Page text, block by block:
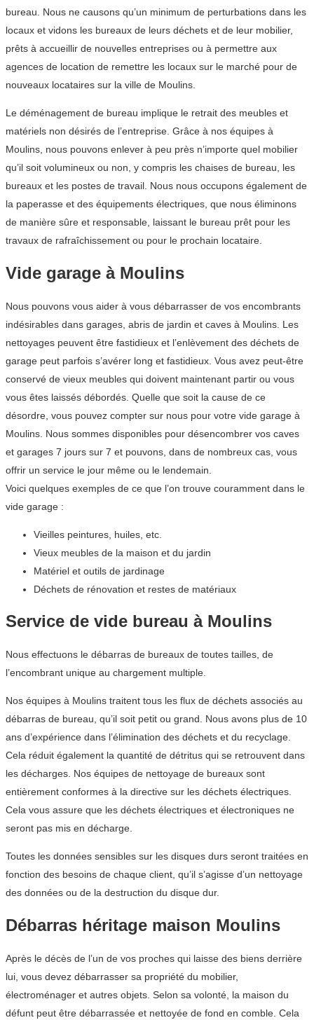
bureau. Nous ne causons qu’un minimum de perturbations dans les
locaux et vidons les bureaux de leurs déchets et de leur mobilier,
prêts à accueillir de nouvelles entreprises ou à permettre aux
agences de location de remettre les locaux sur le marché pour de
nouveaux locataires sur la ville de Moulins.
Le déménagement de bureau implique le retrait des meubles et
matériels non désirés de l’entreprise. Grâce à nos équipes à
Moulins, nous pouvons enlever à peu près n’importe quel mobilier
qu’il soit volumineux ou non, y compris les chaises de bureau, les
bureaux et les postes de travail. Nous nous occupons également de
la paperasse et des équipements électriques, que nous éliminons
de manière sûre et responsable, laissant le bureau prêt pour les
travaux de rafraîchissement ou pour le prochain locataire.
Vide garage à Moulins
Nous pouvons vous aider à vous débarrasser de vos encombrants
indésirables dans garages, abris de jardin et caves à Moulins. Les
nettoyages peuvent être fastidieux et l’enlèvement des déchets de
garage peut parfois s’avérer long et fastidieux. Vous avez peut-être
conservé de vieux meubles qui doivent maintenant partir ou vous
vous êtes laissés débordés. Quelle que soit la cause de ce
désordre, vous pouvez compter sur nous pour votre vide garage à
Moulins. Nous sommes disponibles pour désencombrer vos caves
et garages 7 jours sur 7 et pouvons, dans de nombreux cas, vous
offrir un service le jour même ou le lendemain.
Voici quelques exemples de ce que l’on trouve couramment dans le
vide garage :
Vieilles peintures, huiles, etc.
Vieux meubles de la maison et du jardin
Matériel et outils de jardinage
Déchets de rénovation et restes de matériaux
Service de vide bureau à Moulins
Nous effectuons le débarras de bureaux de toutes tailles, de
l’encombrant unique au chargement multiple.
Nos équipes à Moulins traitent tous les flux de déchets associés au
débarras de bureau, qu’il soit petit ou grand. Nous avons plus de 10
ans d’expérience dans l’élimination des déchets et du recyclage.
Cela réduit également la quantité de détritus qui se retrouvent dans
les décharges. Nos équipes de nettoyage de bureaux sont
entièrement conformes à la directive sur les déchets électriques.
Cela vous assure que les déchets électriques et électroniques ne
seront pas mis en décharge.
Toutes les données sensibles sur les disques durs seront traitées en
fonction des besoins de chaque client, qu’il s’agisse d’un nettoyage
des données ou de la destruction du disque dur.
Débarras héritage maison Moulins
Après le décès de l’un de vos proches qui laisse des biens derrière
lui, vous devez débarrasser sa propriété du mobilier,
électroménager et autres objets. Selon sa volonté, la maison du
défunt peut être débarrassée et nettoyée de fond en comble. Cela